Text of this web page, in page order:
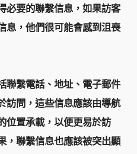
必要的聯繫信息，如果訪客
息，他們很可能會感到沮喪
聯繫電話、地址、電子郵件
訪問，這些信息應該由導航
位置承載，以便更易於訪
，聯繫信息也應該被突出顯